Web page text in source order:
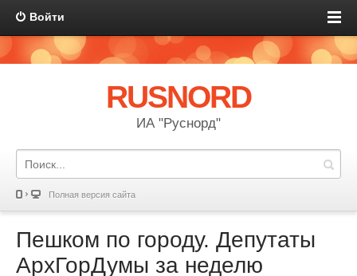
Войти
RUSNORD
ИА "Руснорд"
Полная версия сайта
Пешком по городу. Депутаты
АрхГорДумы за неделю